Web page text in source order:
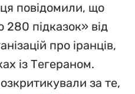
повідомили, що
підказок» від
про іранців,
із Тегераном.
за те,